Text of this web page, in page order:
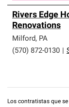
Rivers Edge
Renovations
Milford, PA
(570) 872-0130
Los contratistas que